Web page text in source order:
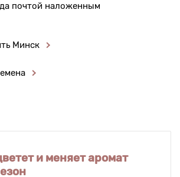
почтой наложенным
Минск
и меняет аромат